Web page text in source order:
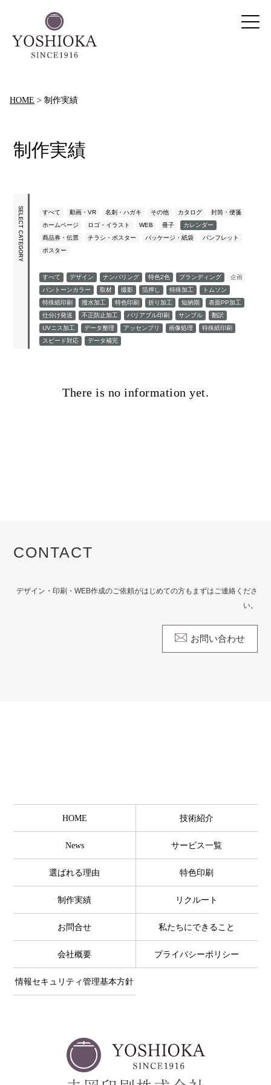
HOME > 制作実績
制作実績
SELECT CATEGORY すべて 動画・VR 名刺・ハガキ その他 カタログ
封筒・便箋
ホームページ
ロゴ・イラスト WEB 冊子
カレンダー
商品券・伝票
チラシ・ポスター パッケージ・紙袋
パンフレット
ポスター
すべて デザイン ナンバリング 特色2色 ブランディング
企画
パントーンカラー
取材 撮影 箔押し 特殊加工
トムソン
特殊紙印刷
撥水加工 特色印刷 折り加工 短納期
表面PP加工
仕分け発送
不正防止加工 バリアブル印刷 サンプル
翻訳
UVニス加工
データ整理 アッセンブリ 画像処理
特殊紙印刷
スピード対応
データ補完
There is no information yet.
CONTACT
デザイン・印刷・WEB作成のご依頼がはじめての方もまずはご連絡くださ
い。
お問い合わせ
HOME 技術紹介
News サービス一覧
選ばれる理由 特色印刷
制作実績 リクルート
お問合せ 私たちにできること
会社概要 プライバシーポリシー
情報セキュリティ管理基本方針